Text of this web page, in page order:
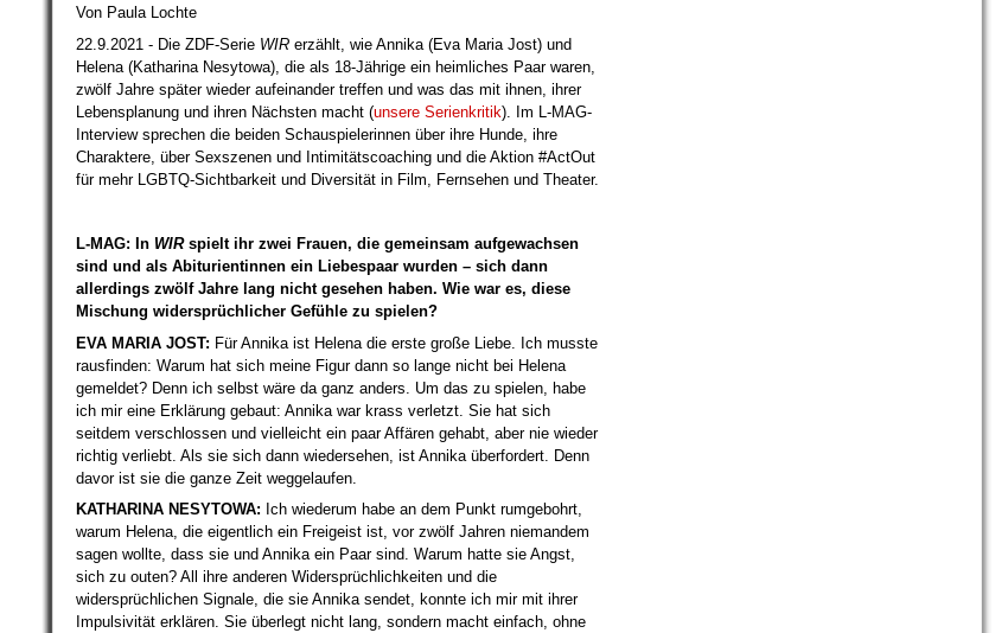
Von Paula Lochte
22.9.2021 - Die ZDF-Serie WIR erzählt, wie Annika (Eva Maria Jost) und
Helena (Katharina Nesytowa), die als 18-Jährige ein heimliches Paar waren,
zwölf Jahre später wieder aufeinander treffen und was das mit ihnen, ihrer
Lebensplanung und ihren Nächsten macht (unsere Serienkritik). Im L-MAG-
Interview sprechen die beiden Schauspielerinnen über ihre Hunde, ihre
Charaktere, über Sexszenen und Intimitätscoaching und die Aktion #ActOut
für mehr LGBTQ-Sichtbarkeit und Diversität in Film, Fernsehen und Theater.
L-MAG: In WIR spielt ihr zwei Frauen, die gemeinsam aufgewachsen
sind und als Abiturientinnen ein Liebespaar wurden – sich dann
allerdings zwölf Jahre lang nicht gesehen haben. Wie war es, diese
Mischung widersprüchlicher Gefühle zu spielen?
EVA MARIA JOST: Für Annika ist Helena die erste große Liebe. Ich musste
rausfinden: Warum hat sich meine Figur dann so lange nicht bei Helena
gemeldet? Denn ich selbst wäre da ganz anders. Um das zu spielen, habe
ich mir eine Erklärung gebaut: Annika war krass verletzt. Sie hat sich
seitdem verschlossen und vielleicht ein paar Affären gehabt, aber nie wieder
richtig verliebt. Als sie sich dann wiedersehen, ist Annika überfordert. Denn
davor ist sie die ganze Zeit weggelaufen.
KATHARINA NESYTOWA: Ich wiederum habe an dem Punkt rumgebohrt,
warum Helena, die eigentlich ein Freigeist ist, vor zwölf Jahren niemandem
sagen wollte, dass sie und Annika ein Paar sind. Warum hatte sie Angst,
sich zu outen? All ihre anderen Widersprüchlichkeiten und die
widersprüchlichen Signale, die sie Annika sendet, konnte ich mir mit ihrer
Impulsivität erklären. Sie überlegt nicht lang, sondern macht einfach, ohne